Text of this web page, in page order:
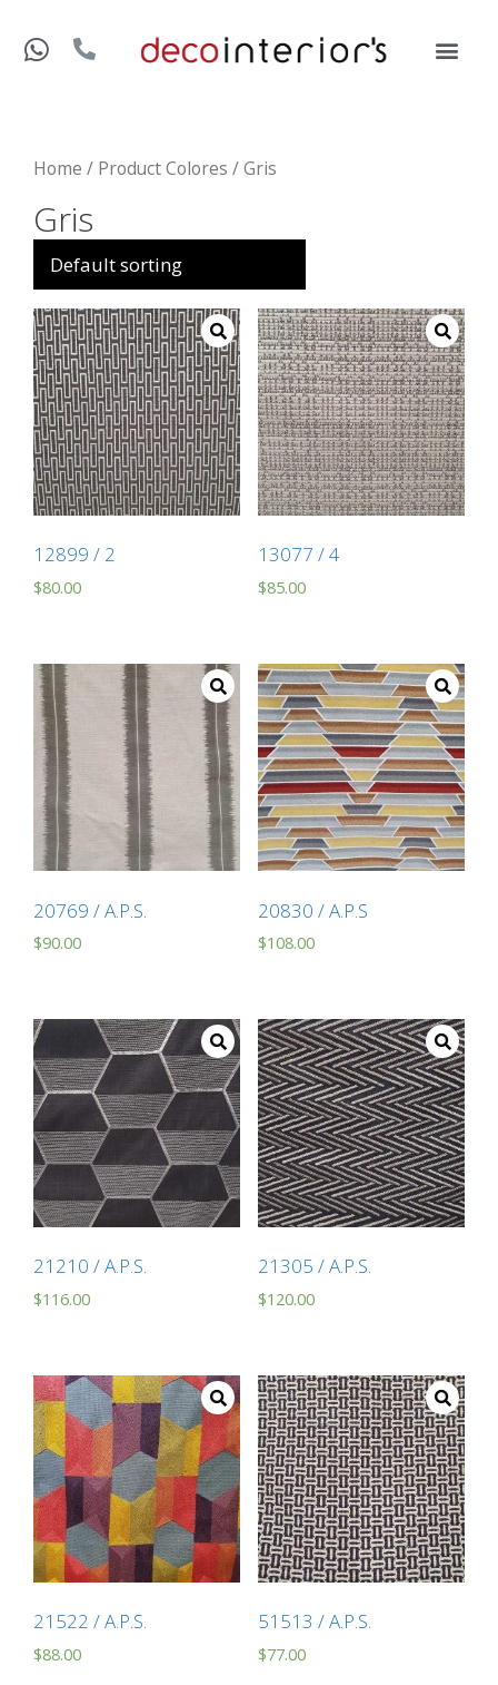
Home / Product Colores / Gris
Gris
12899 / 2
$80.00
13077 / 4
$85.00
20769 / A.P.S.
$90.00
20830 / A.P.S
$108.00
21210 / A.P.S.
$116.00
21305 / A.P.S.
$120.00
21522 / A.P.S.
$88.00
51513 / A.P.S.
$77.00